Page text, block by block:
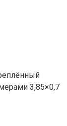
3,85×0,7